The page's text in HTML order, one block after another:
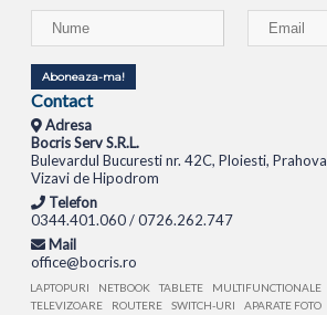
Aboneaza-ma!
Contact
Adresa
Bocris Serv S.R.L.
Bulevardul Bucuresti nr. 42C, Ploiesti, Prahova
Vizavi de Hipodrom
Telefon
0344.401.060 / 0726.262.747
Mail
office@bocris.ro
LAPTOPURI NETBOOK TABLETE MULTIFUNCTIONALE
TELEVIZOARE
ROUTERE SWITCH-URI APARATE FOTO